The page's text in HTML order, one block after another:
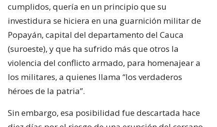
cumplidos, quería en un principio que su
investidura se hiciera en una guarnición militar de
Popayán, capital del departamento del Cauca
(suroeste), y que ha sufrido más que otros la
violencia del conflicto armado, para homenajear a
los militares, a quienes llama “los verdaderos
héroes de la patria”.
Sin embargo, esa posibilidad fue descartada hace